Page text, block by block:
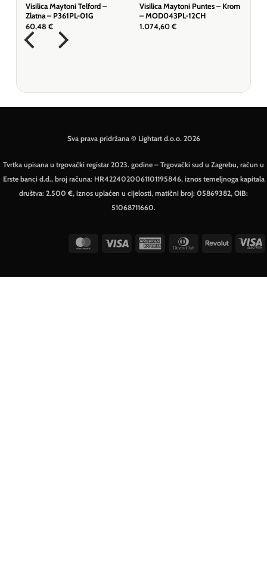
Visilica Maytoni Telford –
Zlatna – P361PL-01G
60,48 €
Visilica Maytoni Puntes – Krom
– MOD043PL-12CH
1.074,60 €
Sva prava pridržana © Lightart d.o.o. 2026
Tvrtka upisana u trgovački registar 2023. godine – Trgovački sud u Zagrebu, račun u
Erste banci d.d., broj računa: HR4224020061101195846, iznos temeljnoga kapitala
društva: 2.500 €, iznos uplaćen u cijelosti, matični broj: 05869382, OIB:
51068711660.
MasterCardVisa
American
Dinners Revolut